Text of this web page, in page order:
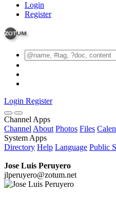
Login
Register
Login Register
Channel Apps
Channel About Photos Files
System Apps
Directory Help Language Public
Jose Luis Peruyero
jlperuyero@zotum.net